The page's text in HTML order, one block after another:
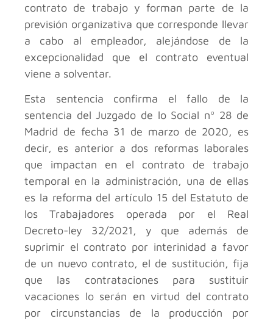
contrato de trabajo y forman parte de la
previsión organizativa que corresponde llevar
a cabo al empleador, alejándose de la
excepcionalidad que el contrato eventual
viene a solventar.
Esta sentencia confirma el fallo de la
sentencia del Juzgado de lo Social nº 28 de
Madrid de fecha 31 de marzo de 2020, es
decir, es anterior a dos reformas laborales
que impactan en el contrato de trabajo
temporal en la administración, una de ellas
es la reforma del artículo 15 del Estatuto de
los Trabajadores operada por el Real
Decreto-ley 32/2021, y que además de
suprimir el contrato por interinidad a favor
de un nuevo contrato, el de sustitución, fija
que las contrataciones para sustituir
vacaciones lo serán en virtud del contrato
por circunstancias de la producción por